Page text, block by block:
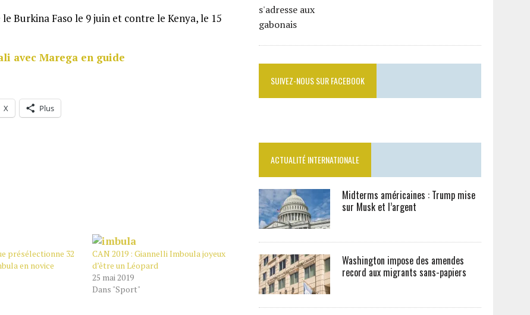
Burkina Faso le 9 juin et contre le Kenya, le 15
avec Marega en guide
X Plus
présélectionne 32
en novice
CAN 2019 : Giannelli Imboula joyeux
d’être un Léopard
25 mai 2019
Dans "Sport"
SUIVEZ-NOUS SUR FACEBOOK
ACTUALITÉ INTERNATIONALE
Midterms américaines : Trump mise
sur Musk et l’argent
Washington impose des amendes
record aux migrants sans-papiers